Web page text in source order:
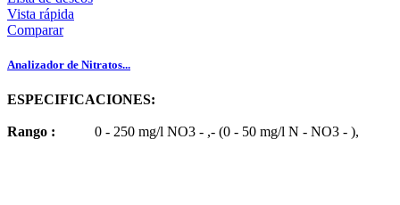
Vista rápida
Comparar
Analizador de Nitratos...
ESPECIFICACIONES:
Rango : 0 - 250 mg/l NO3 - ,- (0 - 50 mg/l N - NO3 - ),